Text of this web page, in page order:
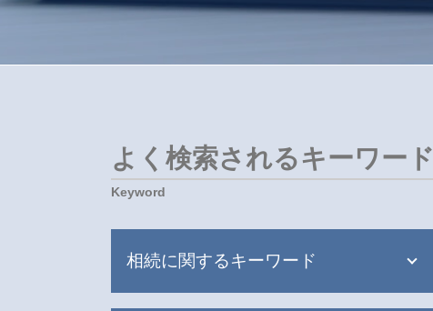
よく検索されるキーワード
相続に関するキーワード